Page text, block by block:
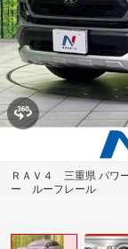
ＲＡＶ４ 三重県 パワ
ー ルーフレール